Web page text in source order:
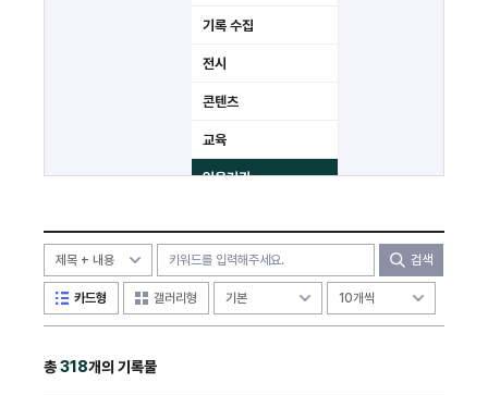
기록 수집
전시
콘텐츠
교육
읽을거리
수상 검색
카드형 갤러리형
총318개의 기록물